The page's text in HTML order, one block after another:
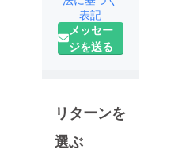
表記
メッセー
ジを送る
リターンを
選ぶ